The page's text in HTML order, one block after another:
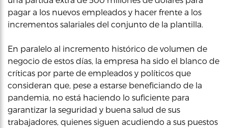
pagar a los nuevos empleados y hacer frente a los
incrementos salariales del conjunto de la plantilla.
En paralelo al incremento histórico de volumen de
negocio de estos días, la empresa ha sido el blanco de
críticas por parte de empleados y políticos que
consideran que, pese a estarse beneficiando de la
pandemia, no está haciendo lo suficiente para
garantizar la seguridad y buena salud de sus
trabajadores, quienes siguen acudiendo a sus puestos